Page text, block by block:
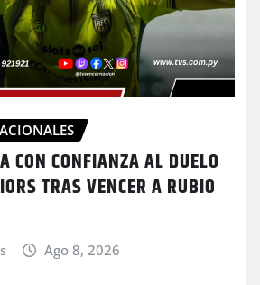
CON CONFIANZA AL DUELO
TRAS VENCER A RUBIO
Ago 8, 2026